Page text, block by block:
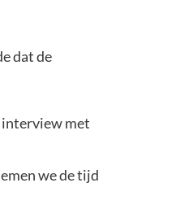
dat de
interview met
we de tijd